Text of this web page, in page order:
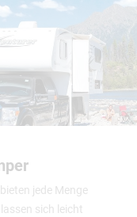
jede Menge
sich leicht